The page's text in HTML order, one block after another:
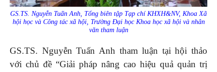
GS.TS. Nguyễn Tuấn Anh, Tổng biên tập Tạp chí KHXH&NV, Khoa Xã
hội học và Công tác xã hội, Trường Đại học Khoa học xã hội và nhân
văn tham luận
GS.TS. Nguyễn Tuấn Anh tham luận tại hội thảo
với chủ đề “Giải pháp nâng cao hiệu quả quản trị